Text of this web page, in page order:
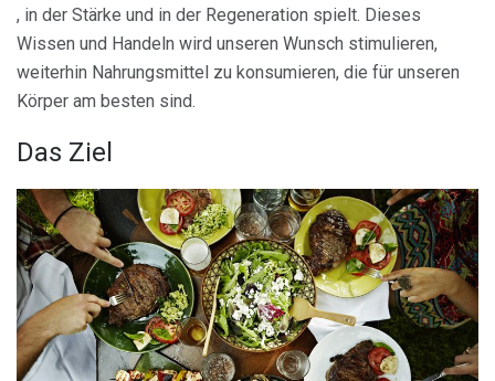
, in der Stärke und in der Regeneration spielt. Dieses
Wissen und Handeln wird unseren Wunsch stimulieren,
weiterhin Nahrungsmittel zu konsumieren, die für unseren
Körper am besten sind.
Das Ziel